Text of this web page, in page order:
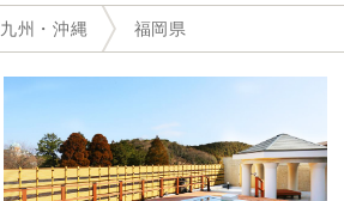
九州・沖縄 福岡県